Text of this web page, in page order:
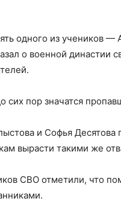
одного из учеников
о военной династии
пор значатся
и Софья Десятова
вырасти такими же
СВО отметили, что